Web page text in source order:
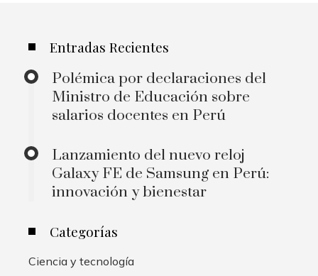
Entradas Recientes
Polémica por declaraciones del
Ministro de Educación sobre
salarios docentes en Perú
Lanzamiento del nuevo reloj
Galaxy FE de Samsung en Perú:
innovación y bienestar
Categorías
Ciencia y tecnología